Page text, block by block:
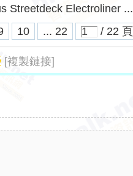
Streetdeck Electroliner ...
10 ... 22 / 22 頁
[複製鏈接]